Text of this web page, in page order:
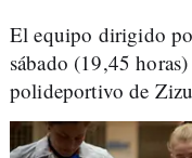
El equipo dirigido
sábado (19,45
polideportivo de